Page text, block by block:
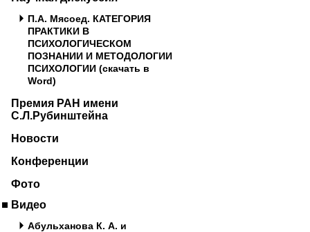
П.А. Мясоед. КАТЕГОРИЯ
ПРАКТИКИ В
ПСИХОЛОГИЧЕСКОМ
ПОЗНАНИИ И МЕТОДОЛОГИИ
ПСИХОЛОГИИ (скачать в
Word)
Премия РАН имени
С.Л.Рубинштейна
Новости
Конференции
Фото
Видео
Абульханова К. А. и